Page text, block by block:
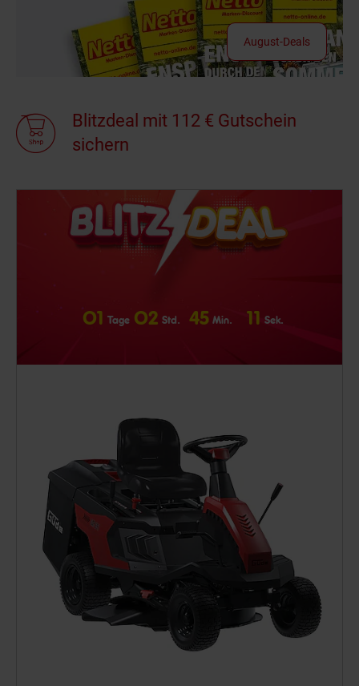
August-Deals
Blitzdeal mit 112 € Gutschein
sichern
01 Tage 02 Std. 45 Min. 0 Sek.